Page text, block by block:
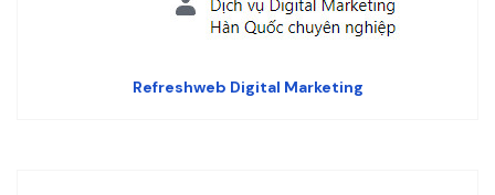
Refreshweb Digital Marketing